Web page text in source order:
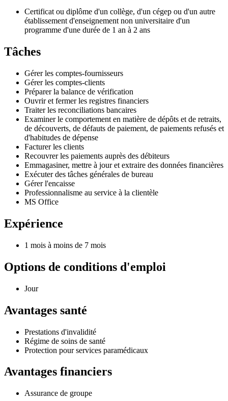
Certificat ou diplôme d'un collège, d'un cégep ou d'un autre
établissement d'enseignement non universitaire d'un
programme d'une durée de 1 an à 2 ans
Tâches
Gérer les comptes-fournisseurs
Gérer les comptes-clients
Préparer la balance de vérification
Ouvrir et fermer les registres financiers
Traiter les reconciliations bancaires
Examiner le comportement en matière de dépôts et de retraits,
de découverts, de défauts de paiement, de paiements refusés et
d'habitudes de dépense
Facturer les clients
Recouvrer les paiements auprès des débiteurs
Emmagasiner, mettre à jour et extraire des données financières
Exécuter des tâches générales de bureau
Gérer l'encaisse
Professionnalisme au service à la clientèle
MS Office
Expérience
1 mois à moins de 7 mois
Options de conditions d'emploi
Jour
Avantages santé
Prestations d'invalidité
Régime de soins de santé
Protection pour services paramédicaux
Avantages financiers
Assurance de groupe